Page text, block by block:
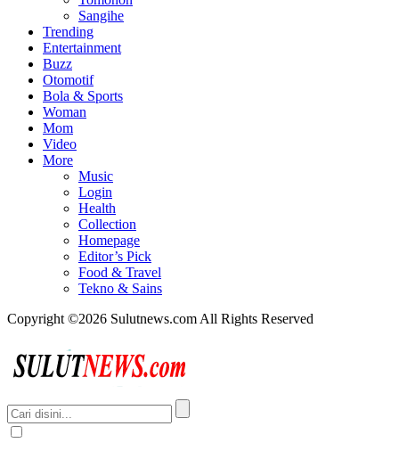
Sangihe
Trending
Entertainment
Buzz
Otomotif
Bola & Sports
Woman
Mom
Video
More
Music
Login
Health
Collection
Homepage
Editor’s Pick
Food & Travel
Tekno & Sains
Copyright ©2026 Sulutnews.com All Rights Reserved